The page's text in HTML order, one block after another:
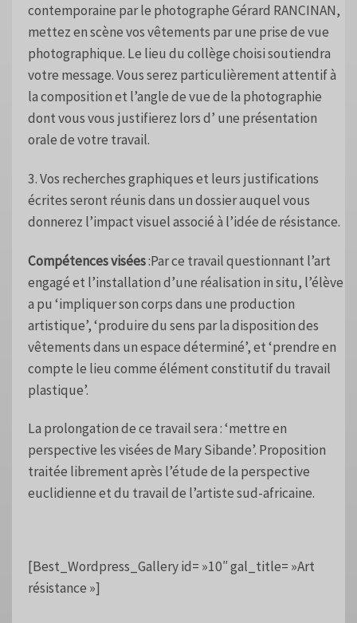
contemporaine par le photographe Gérard RANCINAN,
mettez en scène vos vêtements par une prise de vue
photographique. Le lieu du collège choisi soutiendra
votre message. Vous serez particulièrement attentif à
la composition et l’angle de vue de la photographie
dont vous vous justifierez lors d’ une présentation
orale de votre travail.
3. Vos recherches graphiques et leurs justifications
écrites seront réunis dans un dossier auquel vous
donnerez l’impact visuel associé à l’idée de résistance.
Compétences visées:Par ce travail questionnant l’art
engagé et l’installation d’une réalisation in situ, l’élève
a pu ‘impliquer son corps dans une production
artistique’, ‘produire du sens par la disposition des
vêtements dans un espace déterminé’, et ‘prendre en
compte le lieu comme élément constitutif du travail
plastique’.
La prolongation de ce travail sera : ‘mettre en
perspective les visées de Mary Sibande’. Proposition
traitée librement après l’étude de la perspective
euclidienne et du travail de l’artiste sud-africaine.
[Best_Wordpress_Gallery id= »10″ gal_title= »Art
résistance »]